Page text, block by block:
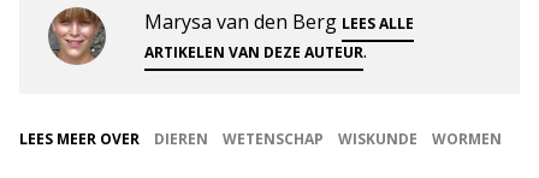
Marysa van den Berg LEES ALLE
ARTIKELEN VAN DEZE AUTEUR.
LEES MEER OVER DIEREN WETENSCHAP WISKUNDE WORMEN